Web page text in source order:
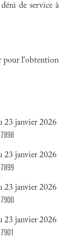
de service à
pour l'obtention
23 janvier 2026
23 janvier 2026
23 janvier 2026
23 janvier 2026